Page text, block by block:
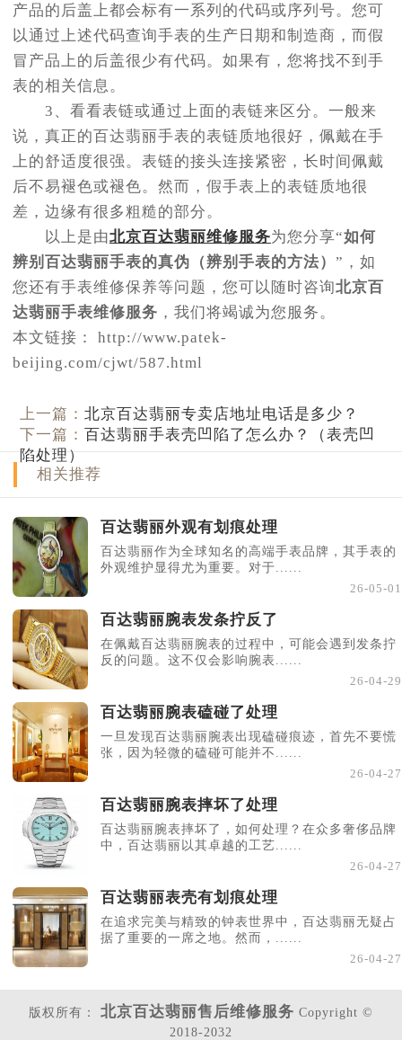
产品的后盖上都会标有一系列的代码或序列号。您可
以通过上述代码查询手表的生产日期和制造商，而假
冒产品上的后盖很少有代码。如果有，您将找不到手
表的相关信息。
3、看看表链或通过上面的表链来区分。一般来
说，真正的百达翡丽手表的表链质地很好，佩戴在手
上的舒适度很强。表链的接头连接紧密，长时间佩戴
后不易褪色或褪色。然而，假手表上的表链质地很
差，边缘有很多粗糙的部分。
以上是由北京百达翡丽维修服务为您分享“如何
辨别百达翡丽手表的真伪（辨别手表的方法） ”，如
您还有手表维修保养等问题，您可以随时咨询北京百
达翡丽手表维修服务 ，我们将竭诚为您服务。
本文链接： http://www.patek-
beijing.com/cjwt/587.html
上一篇：北京百达翡丽专卖店地址电话是多少？
下一篇： 百达翡丽手表壳凹陷了怎么办？（表壳凹
陷处理）
相关推荐
百达翡丽外观有划痕处理
百达翡丽作为全球知名的高端手表品牌，其手表的
外观维护显得尤为重要。对于......
26-05-01
百达翡丽腕表发条拧反了
在佩戴百达翡丽腕表的过程中，可能会遇到发条拧
反的问题。这不仅会影响腕表......
26-04-29
百达翡丽腕表磕碰了处理
一旦发现百达翡丽腕表出现磕碰痕迹，首先不要慌
张，因为轻微的磕碰可能并不......
26-04-27
百达翡丽腕表摔坏了处理
百达翡丽腕表摔坏了，如何处理？在众多奢侈品牌
中，百达翡丽以其卓越的工艺......
26-04-27
百达翡丽表壳有划痕处理
在追求完美与精致的钟表世界中，百达翡丽无疑占
据了重要的一席之地。然而，......
26-04-27
版权所有： 北京百达翡丽售后维修服务 Copyright ©
2018-2032